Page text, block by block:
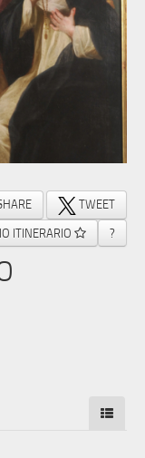
TWEET
ITINERARIO
?